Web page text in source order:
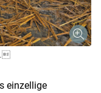
einzellige